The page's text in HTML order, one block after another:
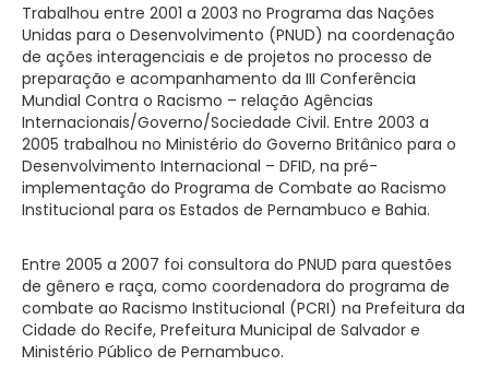
Trabalhou entre 2001 a 2003 no Programa das Nações
Unidas para o Desenvolvimento (PNUD) na coordenação
de ações interagenciais e de projetos no processo de
preparação e acompanhamento da III Conferência
Mundial Contra o Racismo – relação Agências
Internacionais/Governo/Sociedade Civil. Entre 2003 a
2005 trabalhou no Ministério do Governo Britânico para o
Desenvolvimento Internacional – DFID, na pré-
implementação do Programa de Combate ao Racismo
Institucional para os Estados de Pernambuco e Bahia.
Entre 2005 a 2007 foi consultora do PNUD para questões
de gênero e raça, como coordenadora do programa de
combate ao Racismo Institucional (PCRI) na Prefeitura da
Cidade do Recife, Prefeitura Municipal de Salvador e
Ministério Público de Pernambuco.